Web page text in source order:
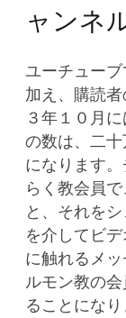
ャンネ
ユーチュー
加え、購読
３年１０月
の数は、二
になります
らく教会員
と、それを
を介してビ
に触れるメ
ルモン教の
ることになり